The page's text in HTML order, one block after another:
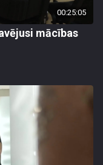
00:25:05
mācības